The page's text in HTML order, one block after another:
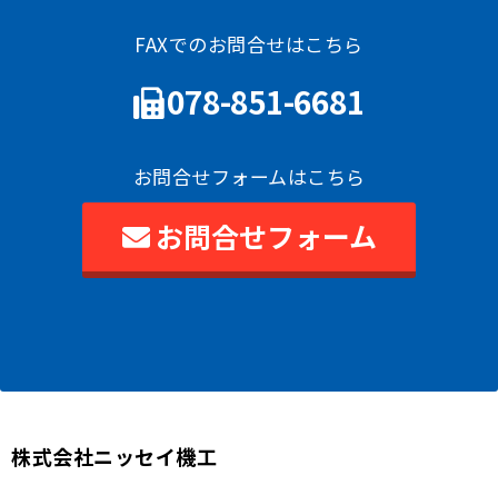
FAXでのお問合せはこちら
078-851-6681
お問合せフォームはこちら
お問合せフォーム
株式会社ニッセイ機工